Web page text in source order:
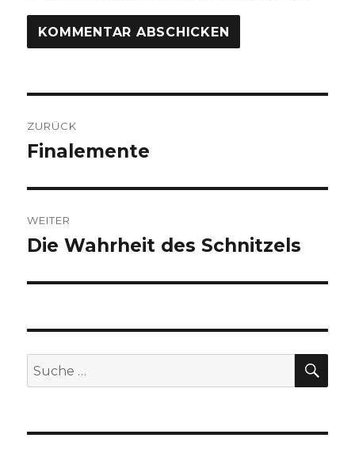
ZURÜCK
Vorheriger
Finalemente
WEITER
Nächster
Die Wahrheit des Schnitzels
Suche
nach: